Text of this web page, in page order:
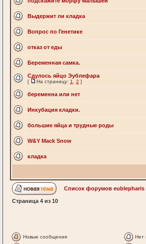
Выдержит ли кладка
Вопрос по Генетике
отказ от еды
Беременная самка.
Сдулось яйцо Эублефара
[ На страницу: 1 2 ]
беременна или нет
Инкубация кладки.
большие яйца и трудные роды
W&Y Mack Snow
кладка
Список форумов eublepharis
Страница 4 из 10
Новые сообщения
Нет